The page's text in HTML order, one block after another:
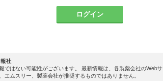
ログイン
社
はない可能性がございます。 最新情報は、各製薬会社のWebサ
ムスリー、製薬会社が推奨するものではありません。